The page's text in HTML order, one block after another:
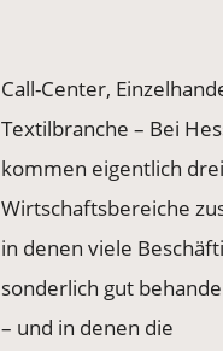
Call-Center,
Textilbranche – Bei
kommen eigentlich drei
Wirtschaftsbereiche
in denen viele
sonderlich gut
– und in denen die